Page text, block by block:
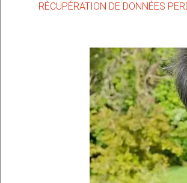
RÉCUPÉRATION DE DONNÉES